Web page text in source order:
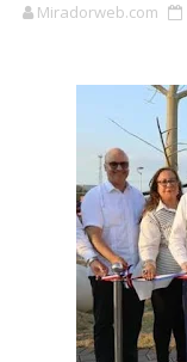
Miradorweb.com